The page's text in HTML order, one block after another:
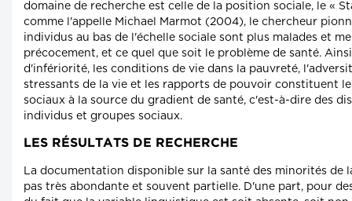
domaine de recherche est celle de la position sociale, le «
comme l'appelle Michael Marmot (2004), le chercheur
individus au bas de l'échelle sociale sont plus malades et
précocement, et ce quel que soit le problème de santé.
d'infériorité, les conditions de vie dans la pauvreté,
stressants de la vie et les rapports de pouvoir constituent
sociaux à la source du gradient de santé, c'est-à-dire des
individus et groupes sociaux.
LES RÉSULTATS DE RECHERCHE
La documentation disponible sur la santé des minorités de
pas très abondante et souvent partielle. D'une part, pour